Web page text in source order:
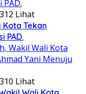
312 Lihat
Kota Tekan
PAD.
310 Lihat